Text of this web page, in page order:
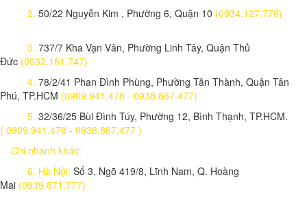
2. 50/22 Nguyễn Kim , Phường 6, Quận 10 (0934.127.776)
3. 737/7 Kha Vạn Vân, Phường Linh Tây, Quận Thủ
Đức (0932.181.747)
4. 78/2/41 Phan Đình Phùng, Phường Tân Thành, Quận Tân
Phú, TP.HCM (0909.941.478 - 0938.867.477)
5. 32/36/25 Bùi Đình Túy, Phường 12, Bình Thạnh, TP.HCM.
( 0909.941.478 - 0938.867.477 )
Chi nhánh khác:
6. Hà Nội: Số 3, Ngõ 419/8, Lĩnh Nam, Q. Hoàng
Mai (0939.871.777)